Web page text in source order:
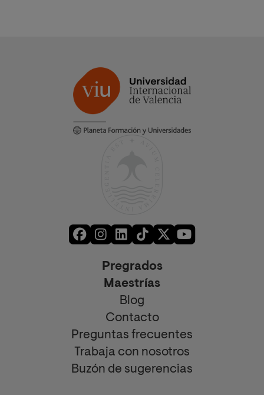
Pregrados
Maestrías
Blog
Contacto
Preguntas frecuentes
Trabaja con nosotros
Buzón de sugerencias